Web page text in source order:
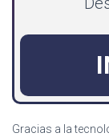
Gracias a la